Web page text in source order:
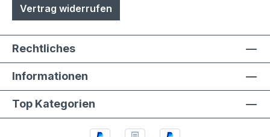
Vertrag widerrufen
Rechtliches
Informationen
Top Kategorien